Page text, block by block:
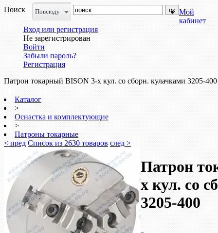
Поиск
Повсюду
Мой
кабинет
Вход или регистрация
Не зарегистрирован
Войти
Забыли пароль?
Регистрация
Патрон токарный BISON 3-х кул. со сборн. кулачками 3205-400
Каталог
>
Оснастка и комплектующие
>
Патроны токарные
< пред Список из 2630 товаров след >
Патрон
х кул. со
3205-400